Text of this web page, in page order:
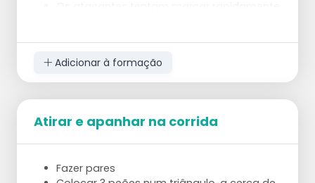
Adicionar à formação
Atirar e apanhar na corrida
Fazer pares